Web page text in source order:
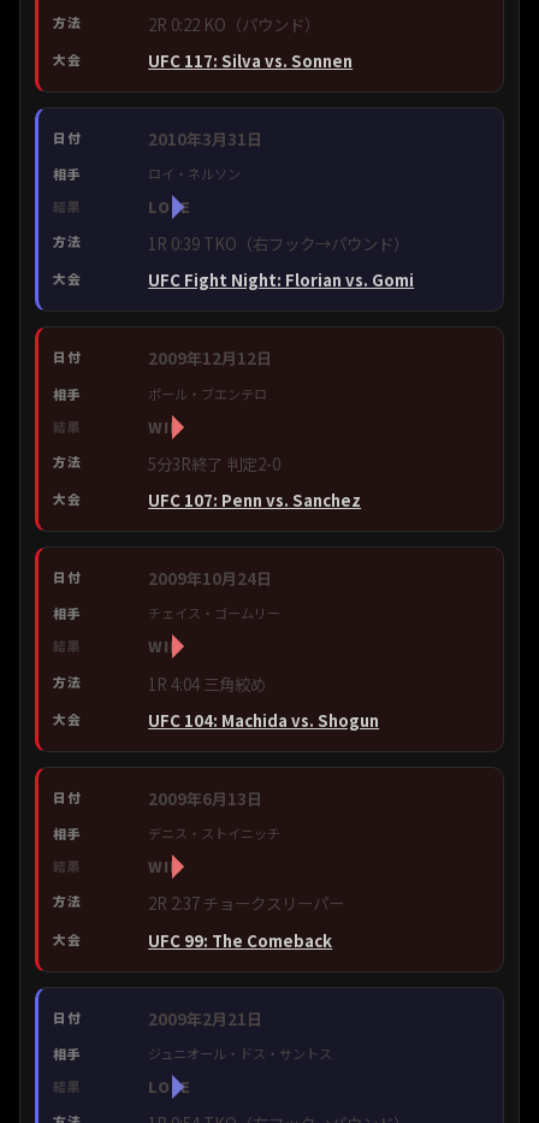
2R 0:22 KO（パウンド）
UFC 117: Silva vs. Sonnen
2010年3月31日
ロイ・ネルソン
LOSE
1R 0:39 TKO（右フック→パウンド）
UFC Fight Night: Florian vs. Gomi
2009年12月12日
ポール・ブエンテロ
WIN
5分3R終了 判定2-0
UFC 107: Penn vs. Sanchez
2009年10月24日
チェイス・ゴームリー
WIN
1R 4:04 三角絞め
UFC 104: Machida vs. Shogun
2009年6月13日
デニス・ストイニッチ
WIN
2R 2:37 チョークスリーパー
UFC 99: The Comeback
2009年2月21日
ジュニオール・ドス・サントス
LOSE